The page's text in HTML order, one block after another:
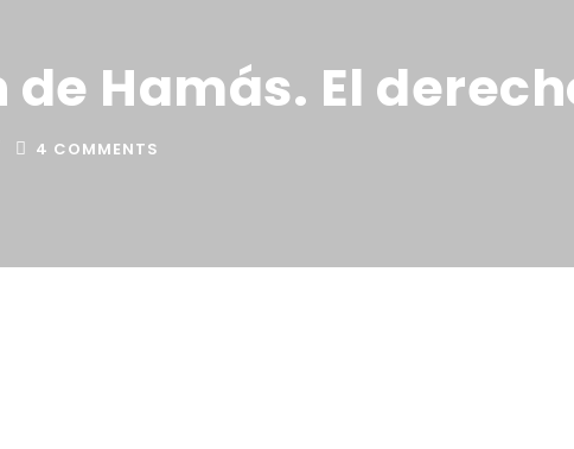
de Hamás. El
4 COMMENTS